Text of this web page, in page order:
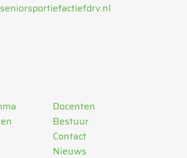
Docenten
Bestuur
Contact
Nieuws